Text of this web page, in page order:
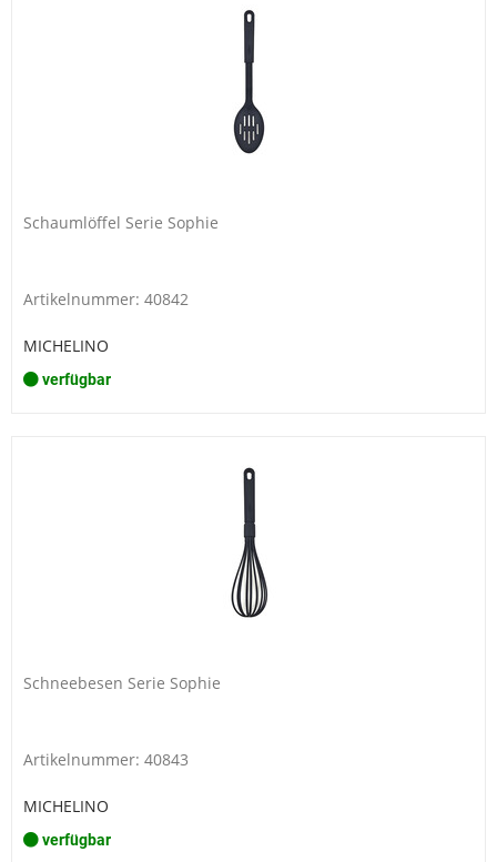
Schaumlöffel Serie Sophie
Artikelnummer: 40842
MICHELINO
verfügbar
Schneebesen Serie Sophie
Artikelnummer: 40843
MICHELINO
verfügbar